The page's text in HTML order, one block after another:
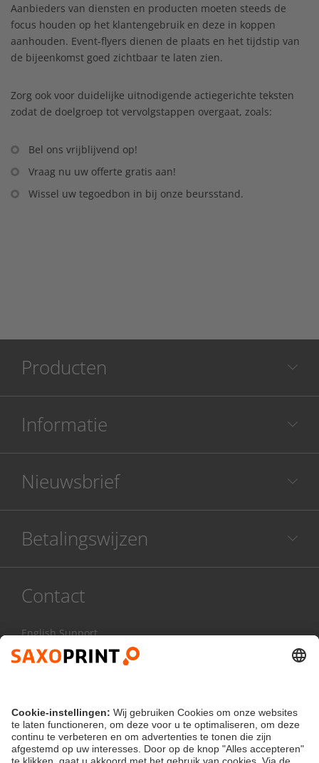
Aanbieders van diensten en producten moeten steeds de
focus houden op het klantengebruik en deze in koppen
aanhouden. Event-flyers dienen de plaats en het tijdstip van
de bijeenkomst goed zichtbaar te laten zien.
Zorg ook voor duidelijke uitnodigende actiegerichte teksten
zodat de doelgroep tot vervolgstappen overgaat, zoals:
Bel ons vrijblijvend op!
Vraag nu uw offerte gratis aan!
Wissel uw tegoedbon in bij onze beursstand.
Producten
Informatie
Nieuwsbrief
Betalingswijzen
Contact
English Support
Contactformulier